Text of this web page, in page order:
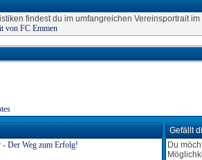
findest du im umfangreichen Vereinsportrait
von FC Emmen
Gefällt
Du